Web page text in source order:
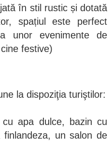
în stil rustic și dotată
spațiul este perfect
unor evenimente de
festive)
la dispoziţia turiştilor:
apa dulce, bazin cu
un salon de